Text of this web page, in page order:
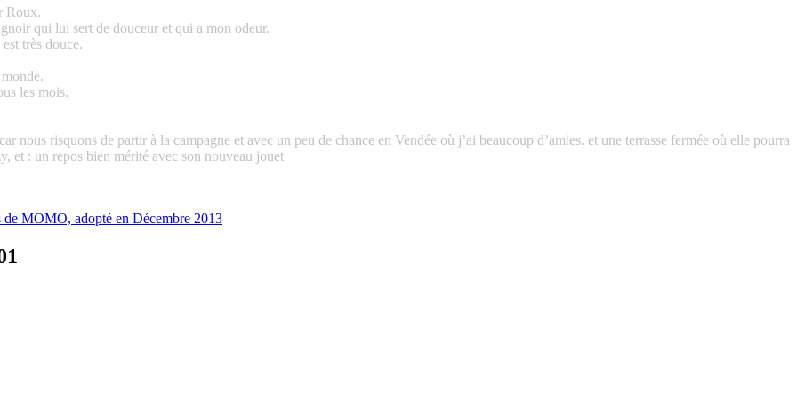
Roux.
qui lui sert de douceur et qui a mon odeur.
très douce.
les mois.
nous risquons de partir à la campagne et avec un peu de chance en Vendée où j’ai beaucoup d’amies. et une terrasse fermée où elle pourra
et : un repos bien mérité avec son nouveau jouet
de MOMO, adopté en Décembre 2013